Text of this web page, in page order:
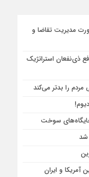
ضرورت مدیریت تقاضا و
ذی‌نفعان استراتژیک
سوخت
شد
و ایران